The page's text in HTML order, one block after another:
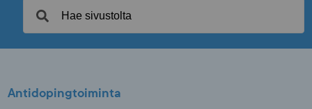
Antidopingtoiminta